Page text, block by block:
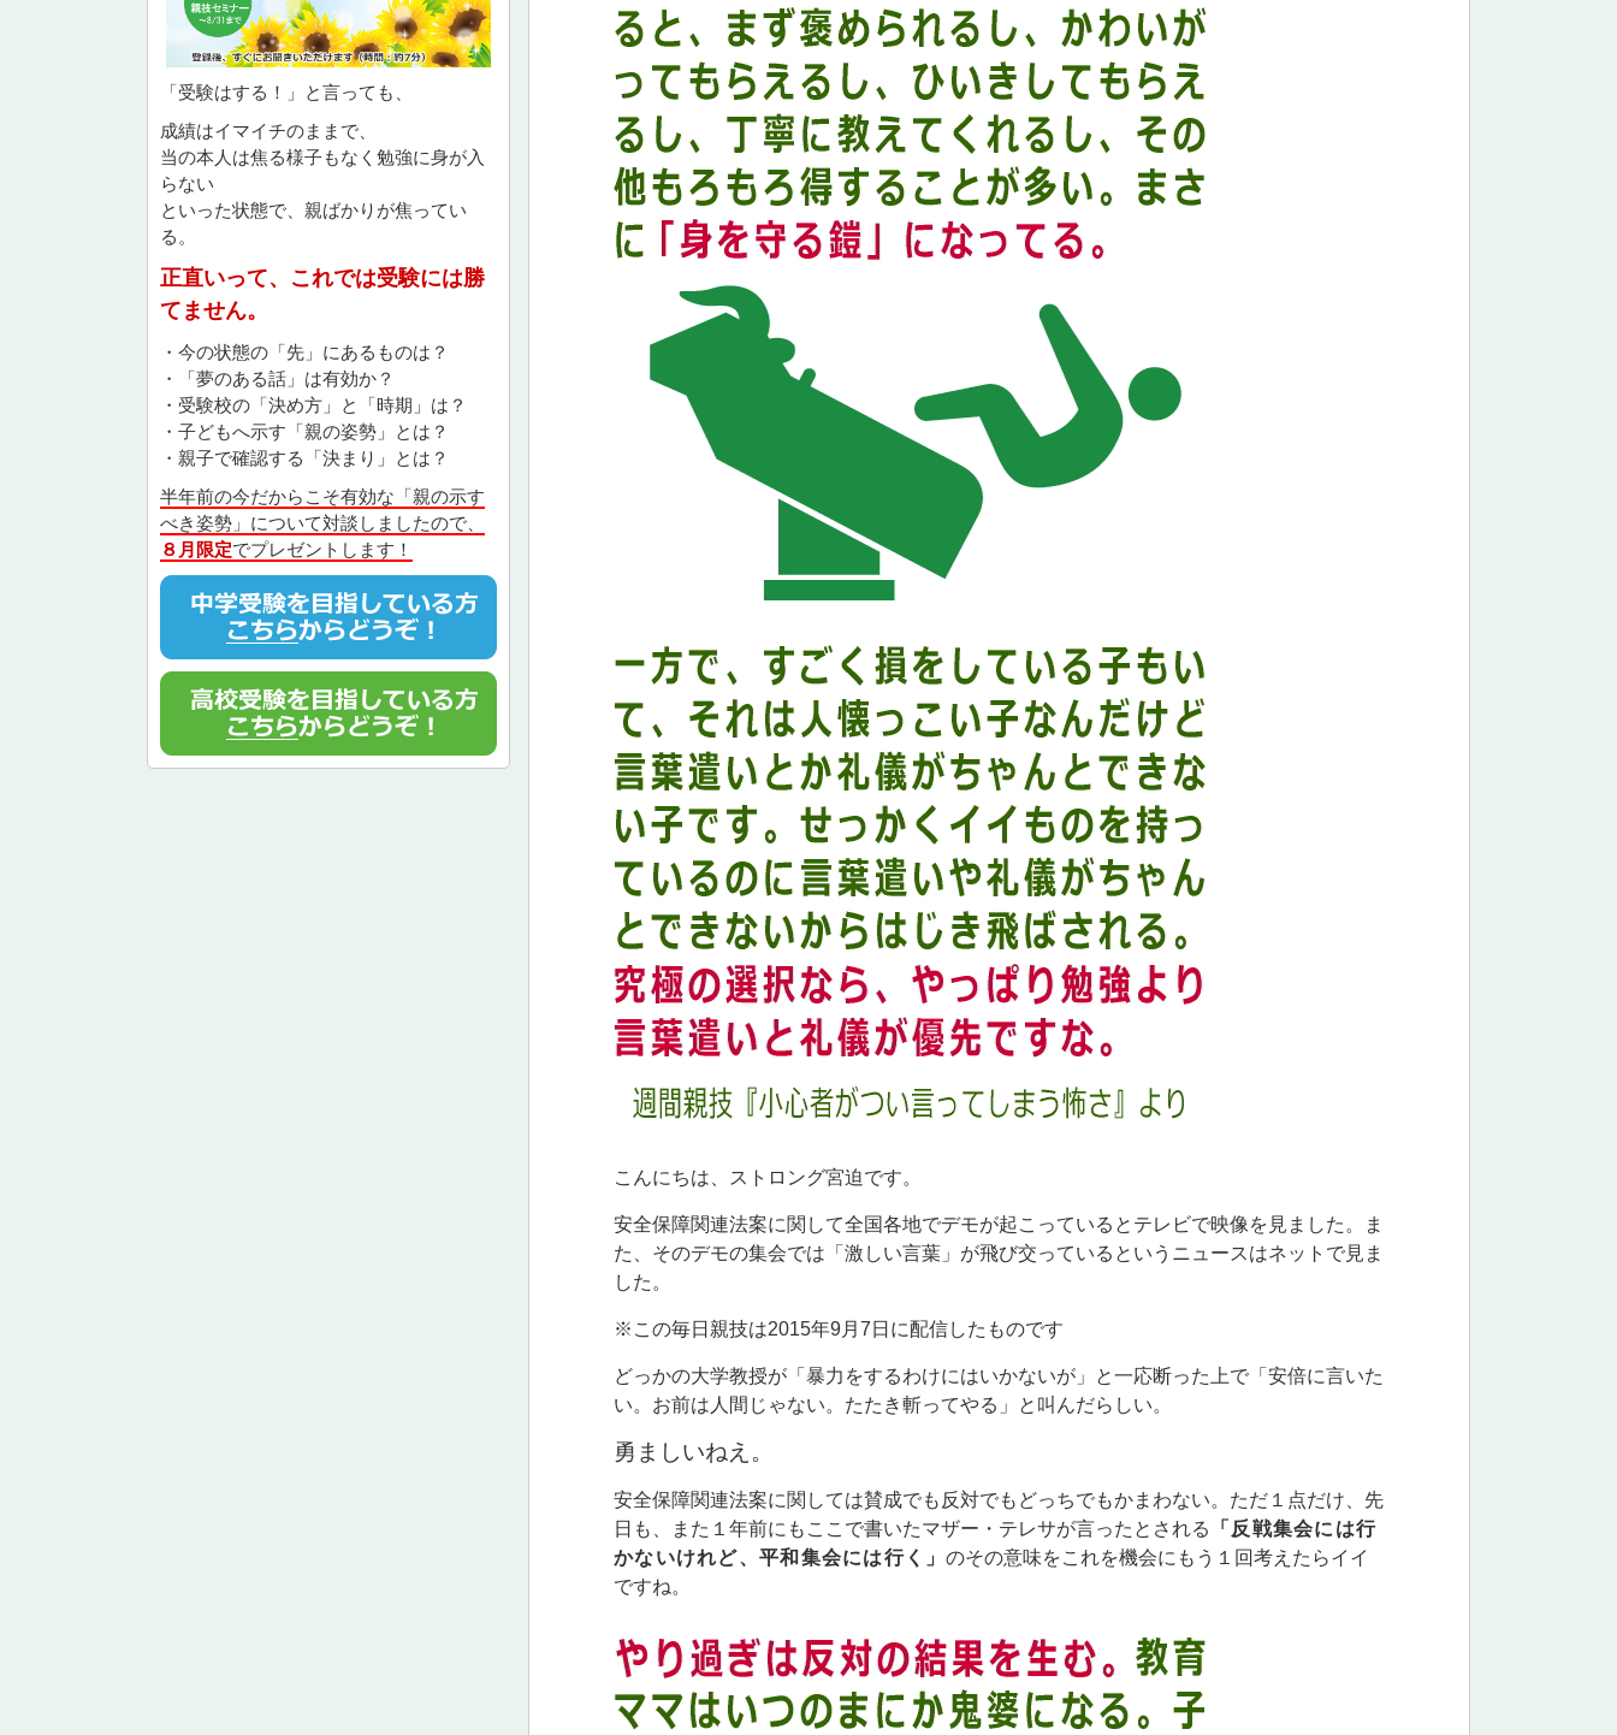
こんにちは、ストロング宮迫です。
安全保障関連法案に関して全国各地でデモが起こっているとテレビで映像を見ました。ま
た、そのデモの集会では「激しい言葉」が飛び交っているというニュースはネットで見ま
した。
※この毎日親技は2015年9月7日に配信したものです
どっかの大学教授が「暴力をするわけにはいかないが」と一応断った上で「安倍に言いた
い。お前は人間じゃない。たたき斬ってやる」と叫んだらしい。
勇ましいねえ。
安全保障関連法案に関しては賛成でも反対でもどっちでもかまわない。ただ１点だけ、先
日も、また１年前にもここで書いたマザー・テレサが言ったとされる
「反戦集会には行
かないけれど、平和集会には行く」のその意味をこれを機会にもう１回考えたらイイ
ですね。
「受験はする！」と言っても、
成績はイマイチのままで、
当の本人は焦る様子もなく勉強に身が入
らない
といった状態で、親ばかりが焦ってい
る。
正直いって、これでは受験には勝
てません。
・今の状態の「先」にあるものは？
・「夢のある話」は有効か？
・受験校の「決め方」と「時期」は？
・子どもへ示す「親の姿勢」とは？
・親子で確認する「決まり」とは？
半年前の今だからこそ有効な「親の示す
べき姿勢」について対談しましたので、
８月限定でプレゼントします！